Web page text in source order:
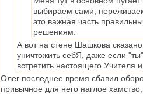
выбираем сами,
это важная часть
решениям.
А вот на стене Шашкова
уничтожить себЯ, даже если
встретить настоящего Учителя
Олег последнее время сбавил
привычное для него наглое